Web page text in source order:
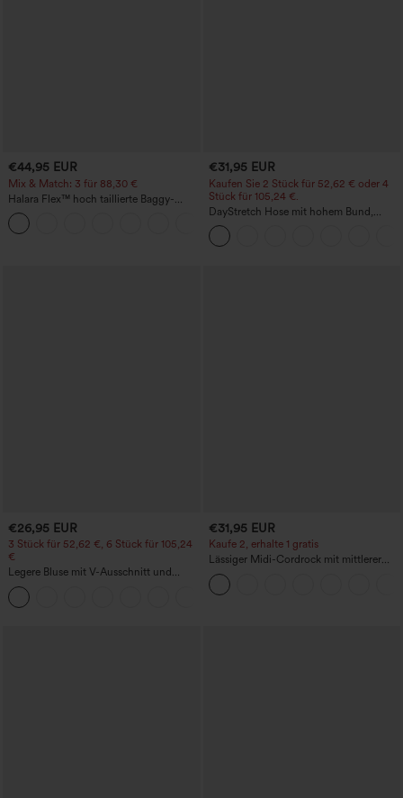
€44,95 EUR
Mix & Match: 3 für 88,30 €
Halara Flex™ hoch taillierte Baggy-
Jeans mit Taschen, weitem Bein,
stonewashed, lässig
€31,95 EUR
Kaufen Sie 2 Stück für 52,62 € oder 4
Stück für 105,24 €.
DayStretch Hose mit hohem Bund,
Barrel-Leg und Taschen
€26,95 EUR
3 Stück für 52,62 €, 6 Stück für 105,24
€
Legere Bluse mit V-Ausschnitt und
kurzen Puffärmeln
€31,95 EUR
Kaufe 2, erhalte 1 gratis
Lässiger Midi-Cordrock mit mittlerer
Bundhöhe und vorderseitiger
Klapptasche